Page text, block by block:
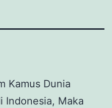
Kamus Dunia
Indonesia, Maka